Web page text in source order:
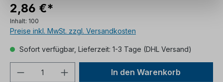
2,86 €*
Inhalt: 100
Preise inkl. MwSt. zzgl. Versandkosten
Sofort verfügbar, Lieferzeit: 1-3 Tage (DHL Versand)
In den Warenkorb